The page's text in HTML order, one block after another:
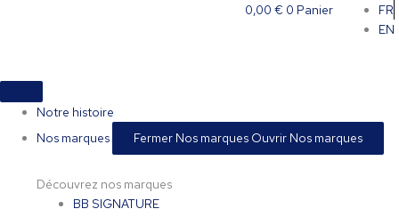
0,00 € 0 Panier
FR
EN
Notre histoire
Nos marques
Fermer Nos marques Ouvrir Nos marques
Découvrez nos marques
BB SIGNATURE